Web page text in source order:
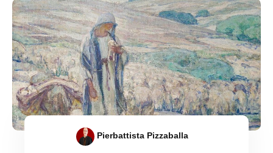
Pierbattista Pizzaballa